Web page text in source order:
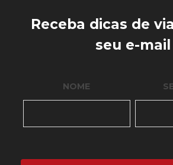
Receba dicas de
seu e-mail
NOME